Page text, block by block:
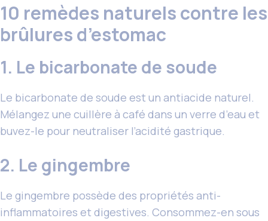
10 remèdes naturels contre les
brûlures d’estomac
1. Le bicarbonate de soude
Le bicarbonate de soude est un antiacide naturel.
Mélangez une cuillère à café dans un verre d’eau et
buvez-le pour neutraliser l’acidité gastrique.
2. Le gingembre
Le gingembre possède des propriétés anti-
inflammatoires et digestives. Consommez-en sous